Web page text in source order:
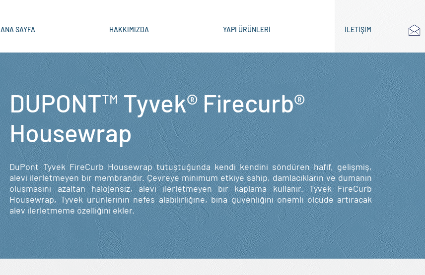
ANA SAYFA HAKKIMIZDA YAPI ÜRÜNLERİ İLETİŞİM
DUPONT™ Tyvek® Firecurb®
Housewrap
DuPont Tyvek FireCurb Housewrap tutuştuğunda kendi kendini söndüren hafif, gelişmiş,
alevi ilerletmeyen bir membrandır. Çevreye minimum etkiye sahip, damlacıkların ve dumanın
oluşmasını azaltan halojensiz, alevi ilerletmeyen bir kaplama kullanır. Tyvek FireCurb
Housewrap, Tyvek ürünlerinin nefes alabilirliğine, bina güvenliğini önemli ölçüde artıracak
alev ilerletmeme özelliğini ekler.